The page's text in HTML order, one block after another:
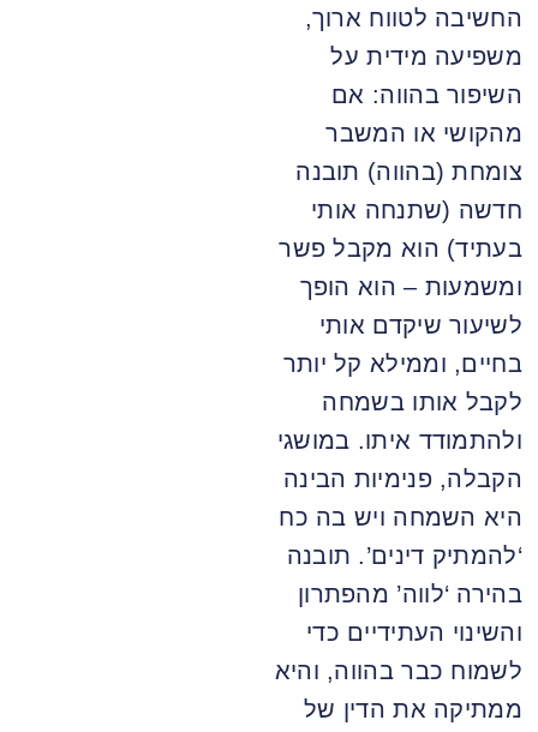
החשיבה לטווח ארוך,
משפיעה מידית על
השיפור בהווה: אם
מהקושי או המשבר
צומחת (בהווה) תובנה
חדשה (שתנחה אותי
בעתיד) הוא מקבל פשר
ומשמעות – הוא הופך
לשיעור שיקדם אותי
בחיים, וממילא קל יותר
לקבל אותו בשמחה
ולהתמודד איתו. במושגי
הקבלה, פנימיות הבינה
היא השמחה ויש בה כח
‘להמתיק דינים’. תובנה
בהירה ‘לווה’ מהפתרון
והשינוי העתידיים כדי
לשמוח כבר בהווה, והיא
ממתיקה את הדין של